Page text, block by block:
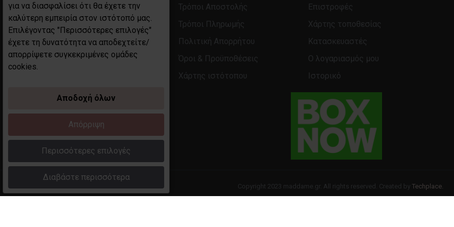
ΓΕΜΗ 130058146001
ΔΟΥ ΞΑΝΘΗΣ
ΑΦΜ 113945104
ΔΙΕΥΘΥΝΣΗ Αγίου Ελευθερίου 2-4
Τρόποι Αποστολής
Τρόποι Πληρωμής
Πολιτική Απορρήτου
Όροι & Προϋποθέσεις
Χάρτης ιστότοπου
Επιστροφές
Χάρτης τοποθεσίας
Κατασκευαστές
Ο λογαριασμός μου
Ιστορικό
Copyright 2023 maddame.gr. All rights reserved. Created by Techplace.
για να διασφαλίσει ότι θα έχετε την
καλύτερη εμπειρία στον ιστότοπό μας.
Επιλέγοντας "Περισσότερες επιλογές"
έχετε τη δυνατότητα να αποδεχτείτε/
απορρίψετε συγκεκριμένες ομάδες
cookies.
Αποδοχή όλων
Απόρριψη
Περισσότερες επιλογές
Διαβάστε περισσότερα